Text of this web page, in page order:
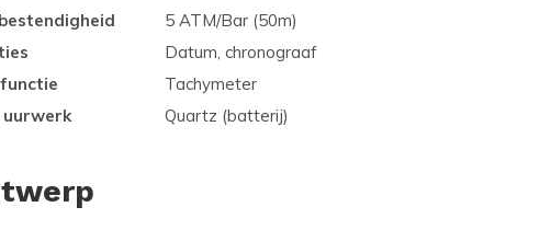
5 ATM/Bar (50m)
Datum, chronograaf
Tachymeter
uurwerk
Quartz (batterij)